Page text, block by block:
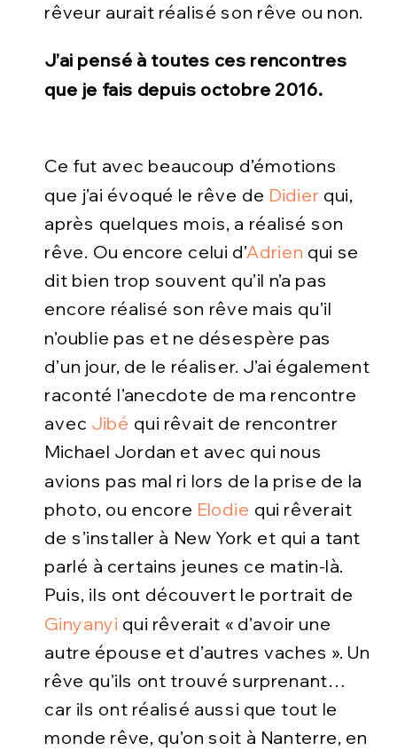
rêveur aurait réalisé son rêve ou non.
J’ai pensé à toutes ces rencontres
que je fais depuis octobre 2016.
Ce fut avec beaucoup d’émotions
que j’ai évoqué le rêve de Didier qui,
après quelques mois, a réalisé son
rêve. Ou encore celui d’Adrien qui se
dit bien trop souvent qu’il n’a pas
encore réalisé son rêve mais qu’il
n’oublie pas et ne désespère pas
d’un jour, de le réaliser. J’ai également
raconté l’anecdote de ma rencontre
avec Jibé qui rêvait de rencontrer
Michael Jordan et avec qui nous
avions pas mal ri lors de la prise de la
photo, ou encore Elodie qui rêverait
de s’installer à New York et qui a tant
parlé à certains jeunes ce matin-là.
Puis, ils ont découvert le portrait de
Ginyanyi qui rêverait « d’avoir une
autre épouse et d’autres vaches ». Un
rêve qu’ils ont trouvé surprenant…
car ils ont réalisé aussi que tout le
monde rêve, qu’on soit à Nanterre, en